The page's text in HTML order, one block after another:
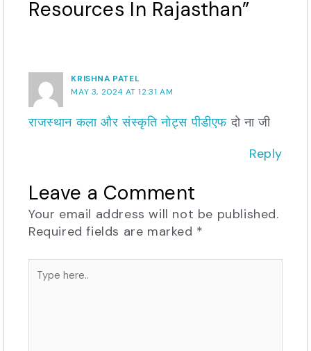
Resources In Rajasthan”
KRISHNA PATEL
MAY 3, 2024 AT 12:31 AM
राजस्थान कला और संस्कृति नोट्स पीडीएफदो ना जी
Reply
Leave a Comment
Your email address will not be published.
Required fields are marked *
Type
here..